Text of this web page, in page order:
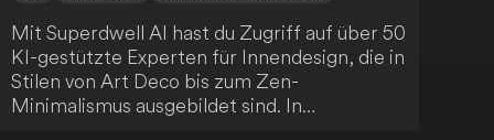
Mit Superdwell AI hast du Zugriff auf über 50
KI-gestützte Experten für Innendesign, die in
Stilen von Art Deco bis zum Zen-
Minimalismus ausgebildet sind. In